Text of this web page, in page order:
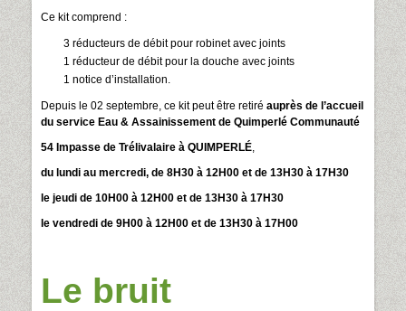
Ce kit comprend :
3 réducteurs de débit pour robinet avec joints
1 réducteur de débit pour la douche avec joints
1 notice d’installation.
Depuis le 02 septembre, ce kit peut être retiréauprès de l’accueil
du service Eau & Assainissement de Quimperlé Communauté
54 Impasse de Trélivalaire à QUIMPERLÉ,
du lundi au mercredi, de 8H30 à 12H00 et de 13H30 à 17H30
le jeudi de 10H00 à 12H00 et de 13H30 à 17H30
le vendredi de 9H00 à 12H00 et de 13H30 à 17H00
Le bruit